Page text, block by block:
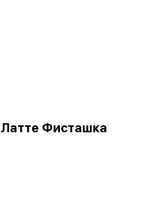
Латте Фисташка